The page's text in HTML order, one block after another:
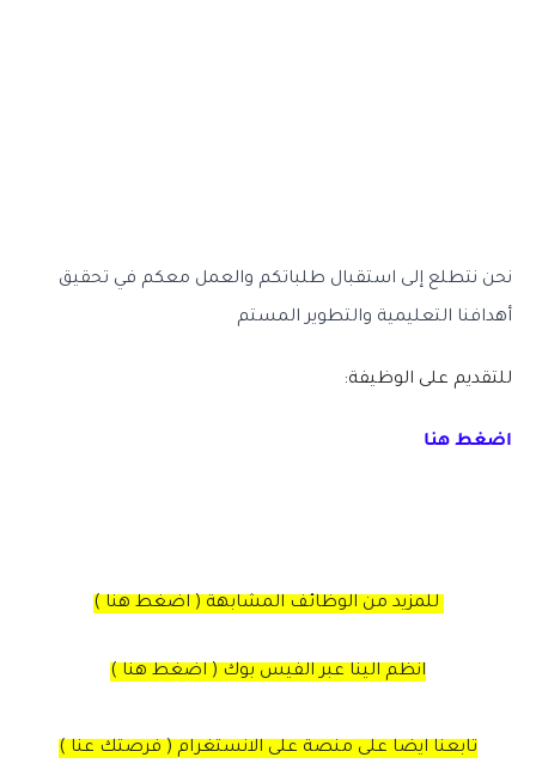
نحن نتطلع إلى استقبال طلباتكم والعمل معكم في تحقيق
أهدافنا التعليمية والتطوير المستم
للتقديم على الوظيفة:
اضغط هنا
للمزيد من الوظائف المشابهة ( اضغط هنا )
انظم الينا عبر الفيس بوك ( اضغط هنا )
تابعنا ايضا على منصة على الانستغرام ( فرصتك عنا )